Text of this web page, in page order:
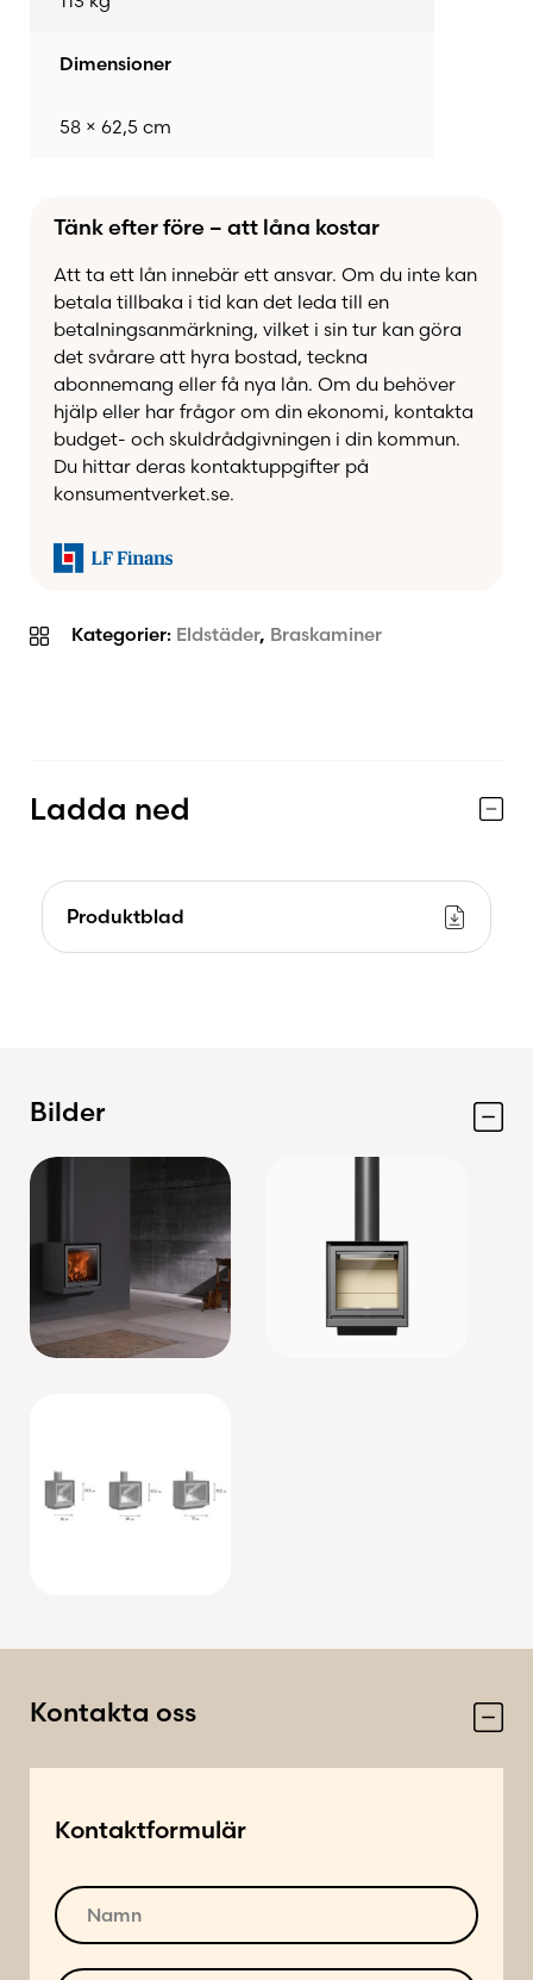
verkningsgrad och mindre aska
lufttillförselnivåer
smarta funktioner – perfekt för mindre bostäder,
fritidshus eller som en stilfull värmekälla i
hemmets hjärta.
Kategorier: Eldstäder, Braskaminer
Dimensioner
58 × 62,5 cm
Tänk efter före – att låna kostar
Att ta ett lån innebär ett ansvar. Om du inte kan
betala tillbaka i tid kan det leda till en
betalningsanmärkning, vilket i sin tur kan göra
det svårare att hyra bostad, teckna
abonnemang eller få nya lån. Om du behöver
hjälp eller har frågor om din ekonomi, kontakta
budget- och skuldrådgivningen i din kommun.
Du hittar deras kontaktuppgifter på
konsumentverket.se.
Ladda ned
Produktblad
Bilder
Kontakta oss
Kontaktformulär
N
a